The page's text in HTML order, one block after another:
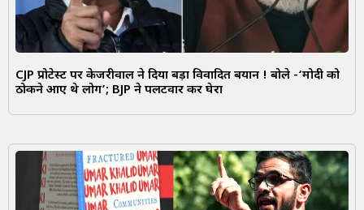
CJP प्रोटेस्ट पर केजरीवाल ने दिया बड़ा विवादित बयान ! बोले -‘मोदी को
ठोकने आए थे लोग’; BJP ने पलटवार कर घेरा